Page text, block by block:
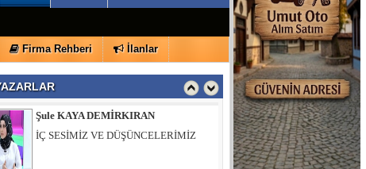
Firma Rehberi İlanlar
Şule KAYA DEMİRKIRAN
İÇ SESİMİZ VE DÜŞÜNCELERİMİZ
Muhsin ÖZTÜRK
Hıdırlık Tepesi Bizi Bekliyor…